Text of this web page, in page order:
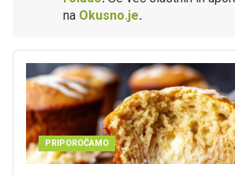
na Okusno.je.
PRIPOROČAMO